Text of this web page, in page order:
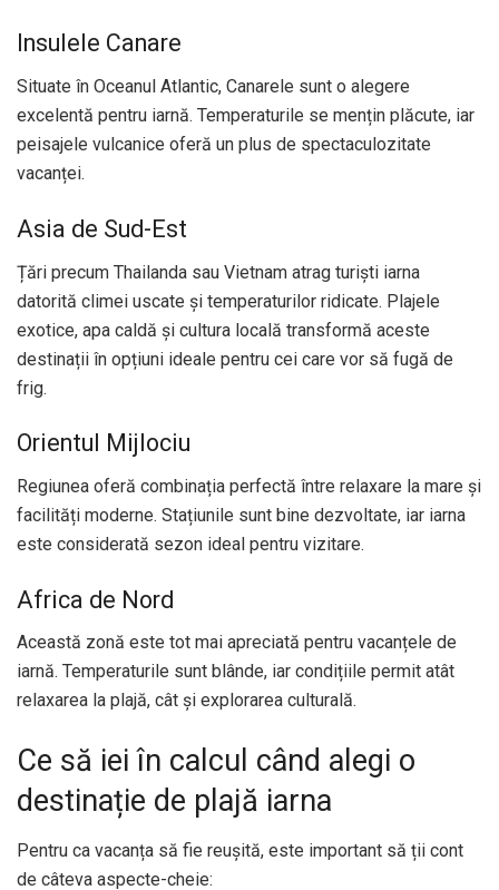
Insulele Canare
Situate în Oceanul Atlantic, Canarele sunt o alegere
excelentă pentru iarnă. Temperaturile se mențin plăcute, iar
peisajele vulcanice oferă un plus de spectaculozitate
vacanței.
Asia de Sud-Est
Țări precum Thailanda sau Vietnam atrag turiști iarna
datorită climei uscate și temperaturilor ridicate. Plajele
exotice, apa caldă și cultura locală transformă aceste
destinații în opțiuni ideale pentru cei care vor să fugă de
frig.
Orientul Mijlociu
Regiunea oferă combinația perfectă între relaxare la mare și
facilități moderne. Stațiunile sunt bine dezvoltate, iar iarna
este considerată sezon ideal pentru vizitare.
Africa de Nord
Această zonă este tot mai apreciată pentru vacanțele de
iarnă. Temperaturile sunt blânde, iar condițiile permit atât
relaxarea la plajă, cât și explorarea culturală.
Ce să iei în calcul când alegi o
destinație de plajă iarna
Pentru ca vacanța să fie reușită, este important să ții cont
de câteva aspecte-cheie: